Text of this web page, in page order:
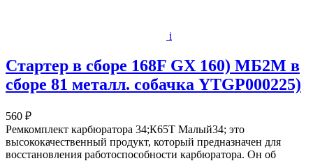
i
Стартер в сборе 168F GX 160) МБ2М в
сборе 81 металл. собачка YTGP000225)
560 ₽
Ремкомплект карбюратора 34;К65Т Малый34; это
высококачественный продукт, который предназначен для
восстановления работоспособности карбюратора. Он об